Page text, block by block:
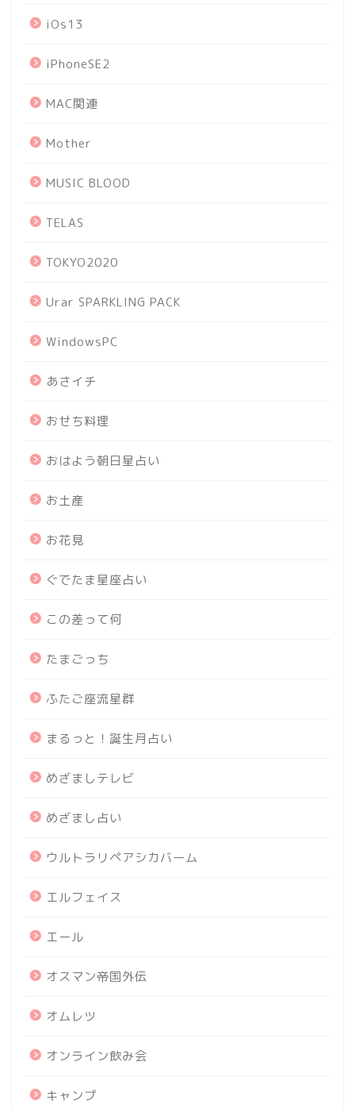
iOs13
iPhoneSE2
MAC関連
Mother
MUSIC BLOOD
TELAS
TOKYO2020
Urar SPARKLING PACK
WindowsPC
あさイチ
おせち料理
おはよう朝日星占い
お土産
お花見
ぐでたま星座占い
この差って何
たまごっち
ふたご座流星群
まるっと！誕生月占い
めざましテレビ
めざまし占い
ウルトラリペアシカバーム
エルフェイス
エール
オスマン帝国外伝
オムレツ
オンライン飲み会
キャンプ